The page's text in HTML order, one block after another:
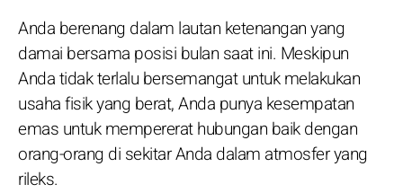
Anda berenang dalam lautan ketenangan yang
damai bersama posisi bulan saat ini. Meskipun
Anda tidak terlalu bersemangat untuk melakukan
usaha fisik yang berat, Anda punya kesempatan
emas untuk mempererat hubungan baik dengan
orang-orang di sekitar Anda dalam atmosfer yang
rileks.